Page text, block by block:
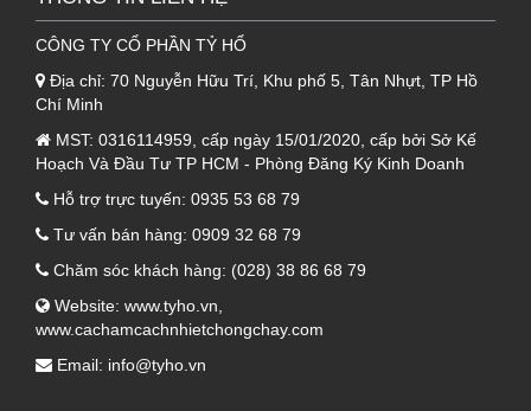
- Hơn hết, với độ dày vô cùng hoàn hảo
100mm, sản phẩm giúp đem lại tính bảo ôn
cao cho các công trình đòi hỏi yêu cầu cao.
- Khả năng đàn hồi, ngăn cháy lan của Panel
Glasswool đã được chứng nhận thông qua các
kiểm tra, đánh giá vô cùng nghiêm ngặt.
1.3. Lớp bên trong tấm Panel Glasswool
3 lớp là lớp tôn
- Cuối cùng là lớp tôn nằm ở phía bên trong
của tấmPanel Glasswool. Lớp tôn này được
cấu tạo tương tự với lớp tôn nền bên ngoài,
CÔNG TY CỔ PHẦN TỶ HỔ
Địa chỉ: 70 Nguyễn Hữu Trí, Khu phố 5, Tân Nhựt, TP Hồ
Chí Minh
MST: 0316114959, cấp ngày 15/01/2020, cấp bởi Sở Kế
Hoạch Và Đầu Tư TP HCM - Phòng Đăng Ký Kinh Doanh
Hỗ trợ trực tuyến: 0935 53 68 79
Tư vấn bán hàng: 0909 32 68 79
Chăm sóc khách hàng: (028) 38 86 68 79
Website: www.tyho.vn
www.cachamcachnhietchongchay.com
Email: info@tyho.vn